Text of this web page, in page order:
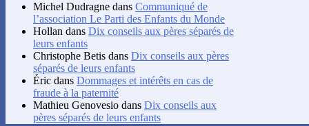
Michel Dudragne dans Communiqué de
l’association Le Parti des Enfants du Monde
Hollan dans Dix conseils aux pères séparés de
leurs enfants
Christophe Betis dans Dix conseils aux pères
séparés de leurs enfants
Éric dans Dommages et intérêts en cas de
fraude à la paternité
Mathieu Genovesio dans Dix conseils aux
pères séparés de leurs enfants